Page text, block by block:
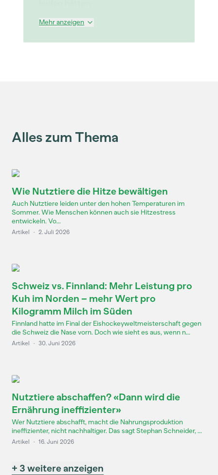
Mehr anzeigen
Alles zum Thema
Wie Nutztiere die Hitze bewältigen
Auch Nutztiere leiden unter den hohen Temperaturen im
Sommer. Wie Menschen können auch sie Hitzestress
entwickeln. Vo...
Artikel · 2. Juli 2026
Schweiz vs. Finnland: Mehr Leistung pro
Kuh im Norden – mehr Wert pro
Kilogramm Milch im Süden
Finnland hatte im Final der Eishockeyweltmeisterschaft gegen
die Schweiz die Nase vorn. Doch wie sieht es aus, wenn n...
Artikel · 30. Juni 2026
Nutztiere abschaffen? «Dann wird die
Ernährung ineffizienter»
Wer Nutztiere abschafft, macht die Nahrungsproduktion
ineffizienter, nicht nachhaltiger. Das sagt Stephan Schneider, ...
Artikel · 16. Juni 2026
+ 3 weitere anzeigen